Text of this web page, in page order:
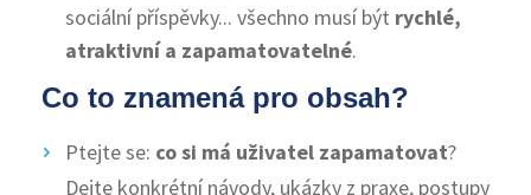
sociální příspěvky... všechno musí být rychlé,
atraktivní a zapamatovatelné.
Co to znamená pro obsah?
Ptejte se: co si má uživatel zapamatovat?
Dejte konkrétní návody, ukázky z praxe, postupy